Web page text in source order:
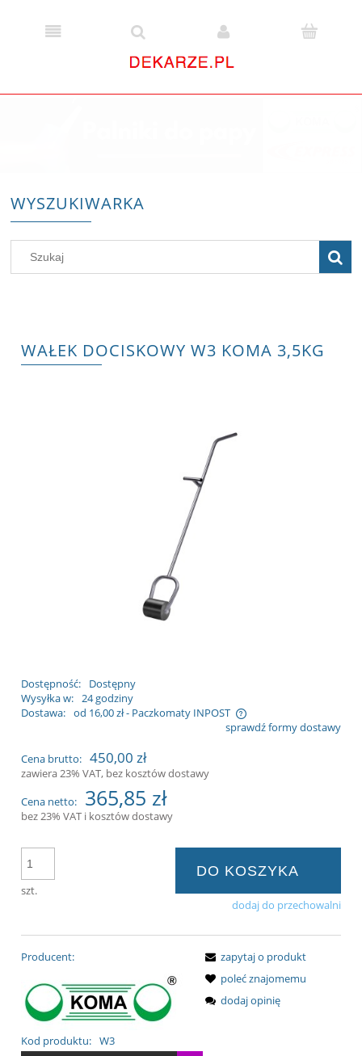
WYSZUKIWARKA
WAŁEK DOCISKOWY W3 KOMA 3,5KG
Dostępność:
Dostępny
Wysyłka w: 24 godziny
Dostawa: od 16,00 zł- Paczkomaty INPOST
płatności
sprawdź formy dostawy
Cena brutto: 450,00 zł
zawiera 23% VAT, bez kosztów dostawy
Cena netto:
365,85 zł
bez 23% VAT i kosztów dostawy
szt.
DO KOSZYKA
dodaj do przechowalni
Producent:
Kod produktu: W3
zapytaj o produkt
poleć znajomemu
dodaj opinię